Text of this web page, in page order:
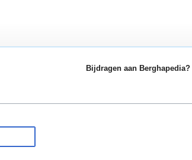
Bijdragen aan Berghapedia?